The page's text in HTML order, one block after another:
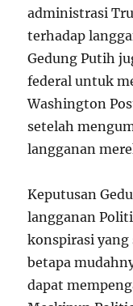
administrasi
terhadap
Gedung Putih
federal untuk
Washington
setelah
langganan
Keputusan
langganan
konspirasi
betapa
dapat